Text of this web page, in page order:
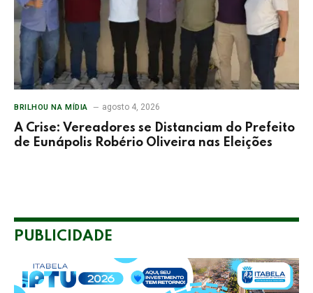
BRILHOU NA MÍDIA agosto 4, 2026
A Crise: Vereadores se Distanciam do Prefeito
de Eunápolis Robério Oliveira nas Eleições
PUBLICIDADE